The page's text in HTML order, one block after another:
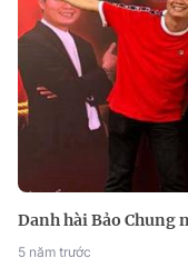
Danh hài Bảo
5 năm trước